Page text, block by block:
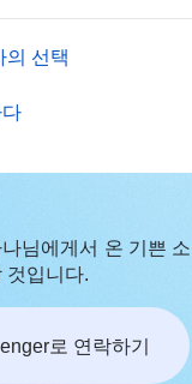
음속으로 하나님
다. 그러나 사람
없다면, 수확이
패괴 성품을 인
는다. 이것이 어
명 성장에 관심이
에 마음을 쓰고자
되새긴다. 사실,
제를 해결하는
의 선택
님에게서 온 기쁜
것입니다.
로 연락하기